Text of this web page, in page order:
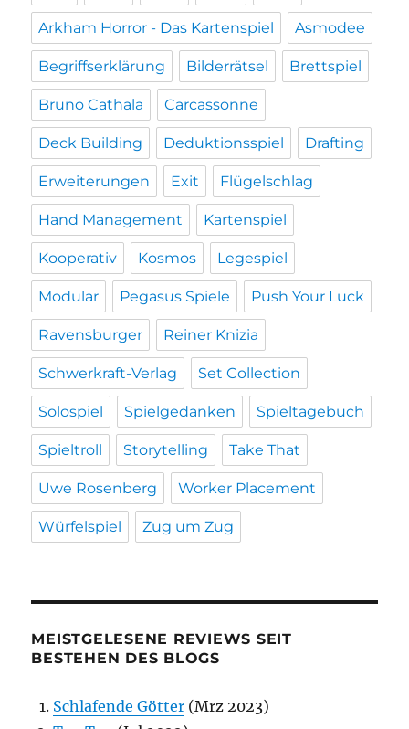
Arkham Horror - Das Kartenspiel Asmodee
Begriffserklärung Bilderrätsel Brettspiel
Bruno Cathala Carcassonne
Deck Building Deduktionsspiel Drafting
Erweiterungen Exit Flügelschlag
Hand Management Kartenspiel
Kooperativ Kosmos Legespiel
Modular Pegasus Spiele Push Your Luck
Ravensburger Reiner Knizia
Schwerkraft-Verlag Set Collection
Solospiel Spielgedanken Spieltagebuch
Spieltroll Storytelling Take That
Uwe Rosenberg Worker Placement
Würfelspiel Zug um Zug
MEISTGELESENE REVIEWS SEIT
BESTEHEN DES BLOGS
Schlafende Götter (Mrz 2023)